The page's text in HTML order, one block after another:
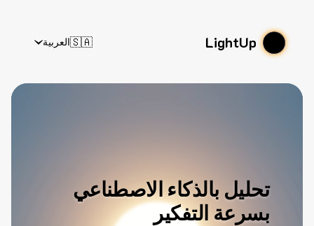
LightUp
🇸🇦العربية
تحليل بالذكاء الاصطناعي
بسرعة التفكير